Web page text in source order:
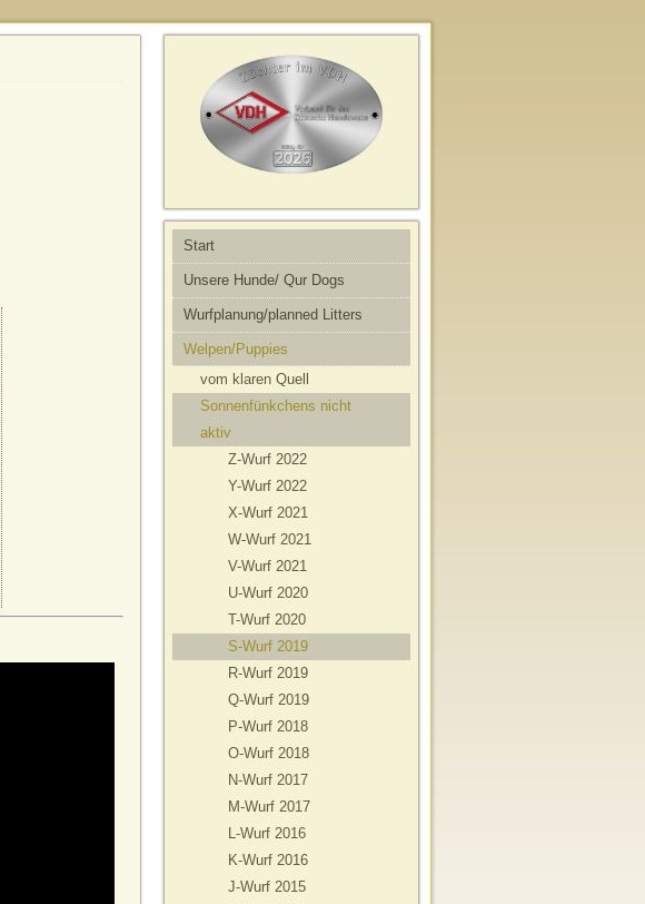
Start
Unsere Hunde/ Qur Dogs
Wurfplanung/planned Litters
Welpen/Puppies
vom klaren Quell
Sonnenfünkchens nicht
aktiv
Z-Wurf 2022
Y-Wurf 2022
X-Wurf 2021
W-Wurf 2021
V-Wurf 2021
U-Wurf 2020
T-Wurf 2020
S-Wurf 2019
R-Wurf 2019
Q-Wurf 2019
P-Wurf 2018
O-Wurf 2018
N-Wurf 2017
M-Wurf 2017
L-Wurf 2016
K-Wurf 2016
J-Wurf 2015